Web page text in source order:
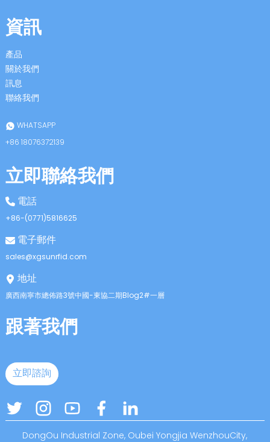
資訊
產品
關於我們
訊息
聯絡我們
WHATSAPP
+86 18076372139
立即聯絡我們
電話
+86-(0771)5816625
電子郵件
sales@xgsunrfid.com
地址
廣西南寧市總佈路3號中國-東協二期Blog2#一層
跟著我們
立即諮詢
DongOu Industrial Zone, Oubei Yongjia WenzhouCity,